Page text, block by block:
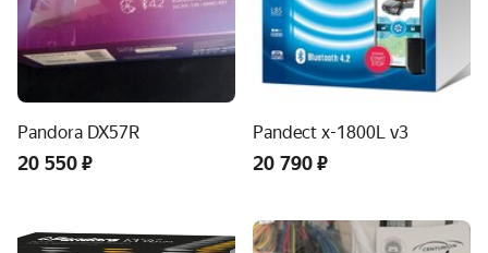
Pandora DX57R
20 550 ₽
Pandect x-1800L v3
20 790 ₽